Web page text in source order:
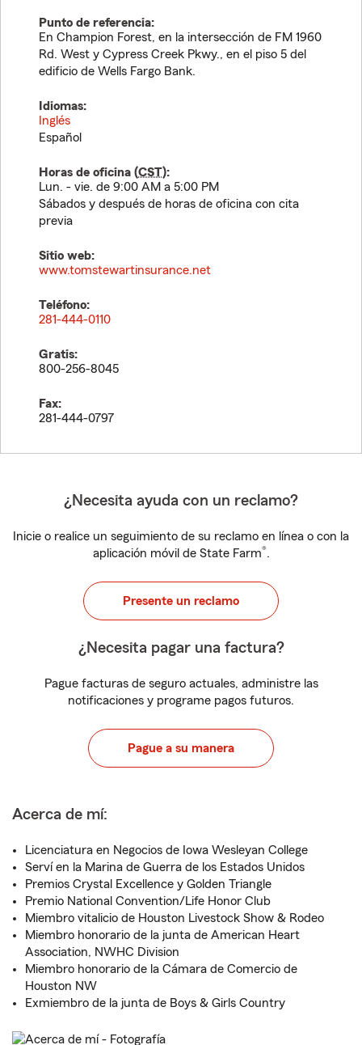
Punto de referencia:
En Champion Forest, en la intersección de FM 1960
Rd. West y Cypress Creek Pkwy., en el piso 5 del
edificio de Wells Fargo Bank.
Idiomas:
Inglés
Español
Horas de oficina (CST):
Lun. - vie. de 9:00 AM a 5:00 PM
Sábados y después de horas de oficina con cita
previa
Sitio web:
www.tomstewartinsurance.net
Teléfono:
281-444-0110
Gratis:
800-256-8045
Fax:
281-444-0797
¿Necesita ayuda con un reclamo?
Inicie o realice un seguimiento de su reclamo en línea o con la
aplicación móvil de State Farm®.
Presente un reclamo
¿Necesita pagar una factura?
Pague facturas de seguro actuales, administre las
notificaciones y programe pagos futuros.
Pague a su manera
Acerca de mí:
Licenciatura en Negocios de Iowa Wesleyan College
Serví en la Marina de Guerra de los Estados Unidos
Premios Crystal Excellence y Golden Triangle
Premio National Convention/Life Honor Club
Miembro vitalicio de Houston Livestock Show & Rodeo
Miembro honorario de la junta de American Heart
Association, NWHC Division
Miembro honorario de la Cámara de Comercio de
Houston NW
Exmiembro de la junta de Boys & Girls Country